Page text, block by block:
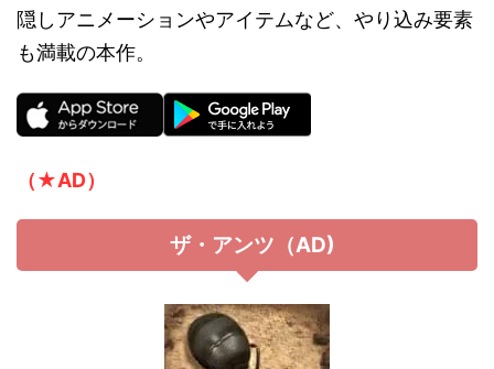
隠しアニメーションやアイテムなど、やり込み要素
も満載の本作。
（★AD）
ザ・アンツ（AD)